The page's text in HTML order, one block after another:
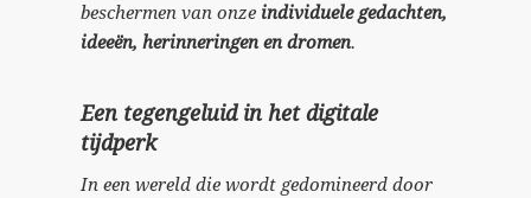
beschermen van onze individuele gedachten,
ideeën, herinneringen en dromen.
Een tegengeluid in het digitale
tijdperk
In een wereld die wordt gedomineerd door